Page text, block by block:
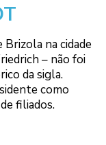
Brizola na cidade
– não foi
da sigla.
como
filiados.